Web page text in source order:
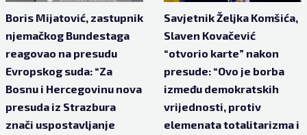
Boris Mijatović, zastupnik
njemačkog Bundestaga
reagovao na presudu
Evropskog suda: “Za
Bosnu i Hercegovinu nova
presuda iz Strazbura
znači uspostavljanje
Savjetnik Željka Komšića,
Slaven Kovačević
“otvorio karte” nakon
presude: “Ovo je borba
između demokratskih
vrijednosti, protiv
elemenata totalitarizma i